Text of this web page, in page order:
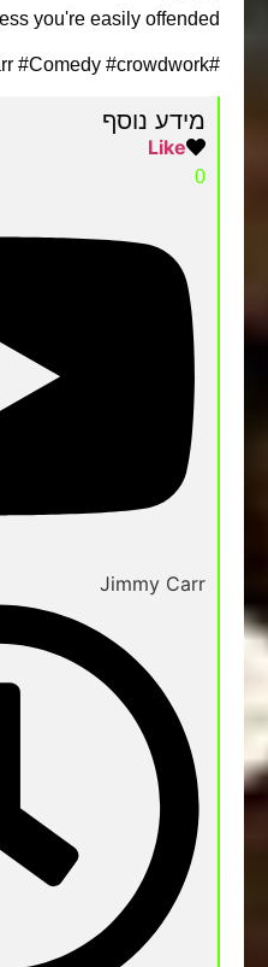
it, unless you're easily
מידע נוסף
Jimmy Carr